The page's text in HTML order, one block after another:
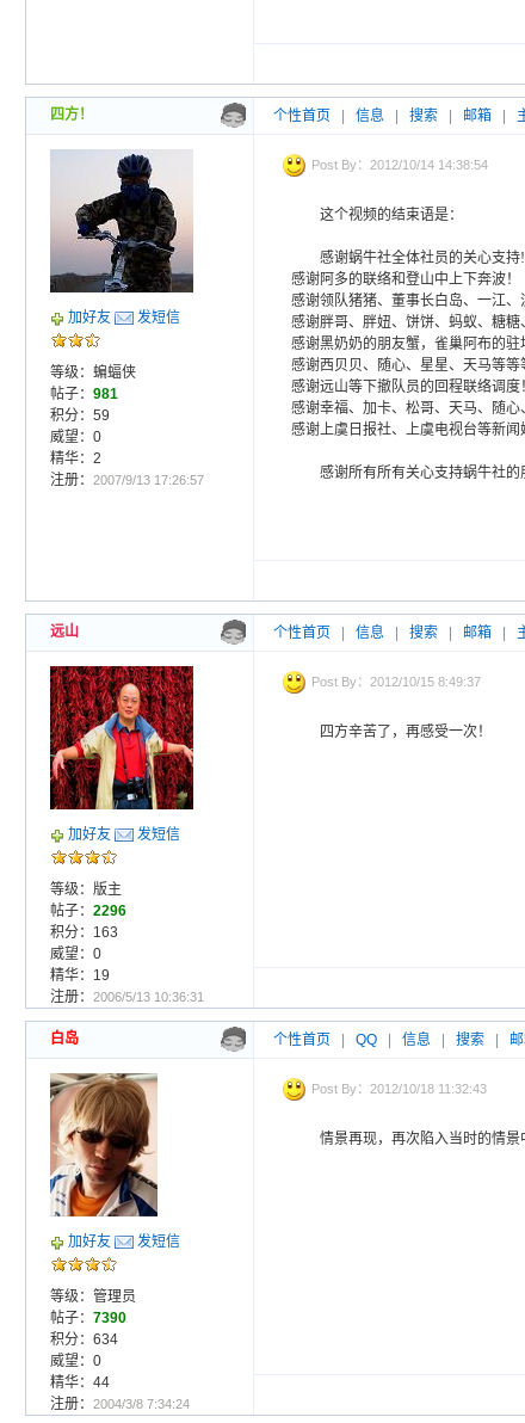
四方！ 个性首页 信息 搜索 邮箱
加好友 发短信
等级：蝙蝠侠
帖子： 981
积分：59
威望：0
精华：2
注册：
2007/9/13 17:26:57
Post By：2012/10/14 14:38:54
这个视频的结束语是：
感谢蜗牛社全体社员的关心支持!
感谢阿多的联络和登山中上下奔波！
感谢领队猪猪、董事长白岛、一江、
感谢胖哥、胖妞、饼饼、蚂蚁、糖糖
感谢黑奶奶的朋友蟹，雀巢阿布的驻
感谢西贝贝、随心、星星、天马等等
感谢远山等下撤队员的回程联络调度！
感谢幸福、加卡、松哥、天马、随心
感谢上虞日报社、上虞电视台等新闻
感谢所有所有关心支持蜗牛社的
远山 个性首页 信息 搜索 邮箱
加好友 发短信
等级：版主
帖子： 2296
积分：163
威望：0
精华：19
注册：
2006/5/13 10:36:31
Post By：2012/10/15 8:49:37
四方辛苦了，再感受一次！
白岛 个性首页 QQ 信息 搜索
加好友 发短信
等级：管理员
帖子： 7390
积分：634
威望：0
精华：44
注册：
2004/3/8 7:34:24
Post By：2012/10/18 11:32:43
情景再现，再次陷入当时的情景